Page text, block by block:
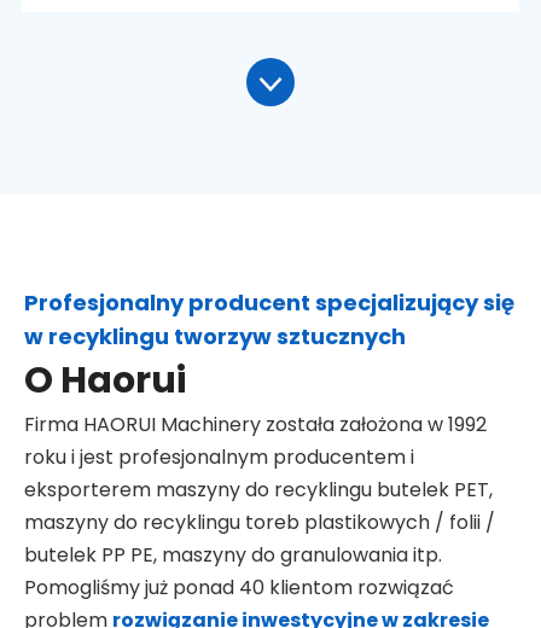
Profesjonalny producent specjalizujący się
w recyklingu tworzyw sztucznych
O Haorui
Firma HAORUI Machinery została założona w 1992
roku i jest profesjonalnym producentem i
eksporterem maszyny do recyklingu butelek PET,
maszyny do recyklingu toreb plastikowych / folii /
butelek PP PE, maszyny do granulowania itp.
Pomogliśmy już ponad 40 klientom rozwiązać
problem rozwiązanie inwestycyjne w zakresie